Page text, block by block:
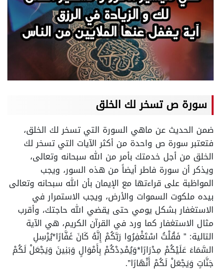
سورة ص تسخر لك الخلق
ضمن الحديث عن ماهي السورة التي تسخر لك الخلق،
فتعتبر سورة ص واحدة من أكثر الآيات التي تسخر لك
الخلق من أجل خدمتك بأمر من الله سبحانه وتعالى،
ويذكر أن سورة فاطر أيضاً من هذه السور، ويجب
المواظبة على قراءتها مع الإيمان بأن الله سبحانه وتعالى
بيده ملكوت السموات والأرض، ويجب الاستمرار في
الاستغفار بشكل يومي حتى يقضي الله حاجتك، وأقرب
مثال الاستغفار كما ورد في القرآن الكريم، هي الآية
التالية: ” فَقُلْتُ اسْتَغْفِرُوا رَبَّكُمْ إِنَّهُ كَانَ غَفَّارًا*يُرْسِلِ
السَّمَاءَ عَلَيْكُمْ مِدْرَارًا*وَيُمْدِدْكُمْ بِأَمْوَالٍ وَبَنِينَ وَيَجْعَلْ لَكُمْ
جَنَّاتٍ وَيَجْعَلْ لَكُمْ أَنْهَارًا”.